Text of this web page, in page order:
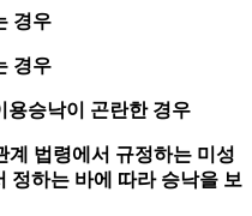
경우
경우
승낙이 곤란한 경우
법령에서 규정하는 미성
정하는 바에 따라 승낙을 보